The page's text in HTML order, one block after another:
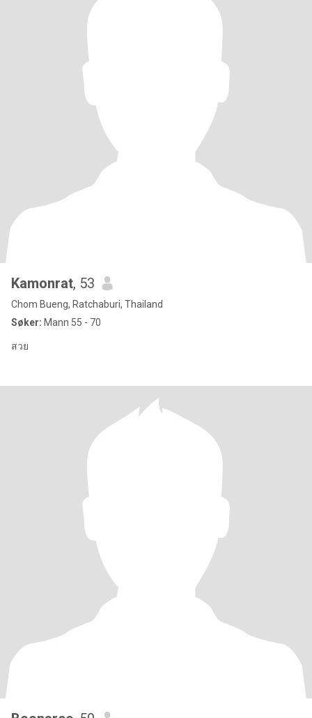
Kamonrat, 53
Chom Bueng, Ratchaburi, Thailand
Søker: Mann 55 - 70
สวย